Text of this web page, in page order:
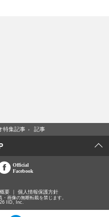
特集記事 › 記事
Official
Facebook
要 個人情報保護方針
画像の無断転載を禁じます。
IID, Inc.